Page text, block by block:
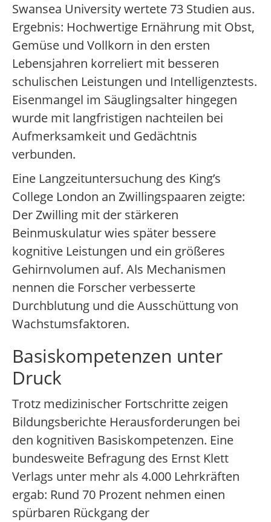
Swansea University wertete 73 Studien aus.
Ergebnis: Hochwertige Ernährung mit Obst,
Gemüse und Vollkorn in den ersten
Lebensjahren korreliert mit besseren
schulischen Leistungen und Intelligenztests.
Eisenmangel im Säuglingsalter hingegen
wurde mit langfristigen nachteilen bei
Aufmerksamkeit und Gedächtnis
verbunden.
Eine Langzeituntersuchung des King’s
College London an Zwillingspaaren zeigte:
Der Zwilling mit der stärkeren
Beinmuskulatur wies später bessere
kognitive Leistungen und ein größeres
Gehirnvolumen auf. Als Mechanismen
nennen die Forscher verbesserte
Durchblutung und die Ausschüttung von
Wachstumsfaktoren.
Basiskompetenzen unter
Druck
Trotz medizinischer Fortschritte zeigen
Bildungsberichte Herausforderungen bei
den kognitiven Basiskompetenzen. Eine
bundesweite Befragung des Ernst Klett
Verlags unter mehr als 4.000 Lehrkräften
ergab: Rund 70 Prozent nehmen einen
spürbaren Rückgang der